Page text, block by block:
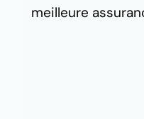
meilleure